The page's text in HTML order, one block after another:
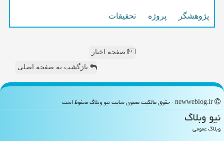
پژوهشگر پروژه تحقیقات
صفحه اخبار
بازگشت به صفحه اصلی
نیو وبلاگ
وبلاگ عمومی